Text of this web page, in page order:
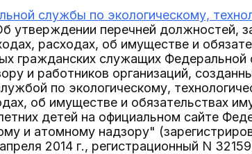
службы по экологическому,
утверждении перечней должностей,
расходах, об имуществе и
гражданских служащих
и работников организаций,
по экологическому,
об имуществе и обязательствах
детей на официальном сайте
и атомному надзору"
2014 г., регистрационный N